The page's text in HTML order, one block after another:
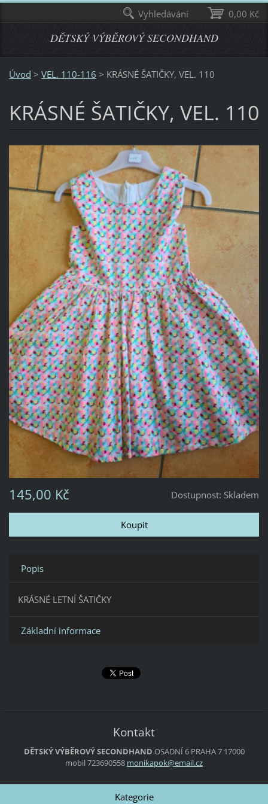
DĚTSKÝ VÝBĚROVÝ SECONDHAND
Úvod > VEL. 110-116 > KRÁSNÉ ŠATIČKY, VEL. 110
KRÁSNÉ ŠATIČKY, VEL. 110
Dostupnost: Skladem
145,00 Kč
Popis
KRÁSNÉ LETNÍ ŠATIČKY
Základní informace
Kontakt
DĚTSKÝ VÝBĚROVÝ SECONDHAND OSADNÍ 6PRAHA 717000
mobil 723690558 monikapok@email.cz
Kategorie
0,00 Kč
Vyhledávání